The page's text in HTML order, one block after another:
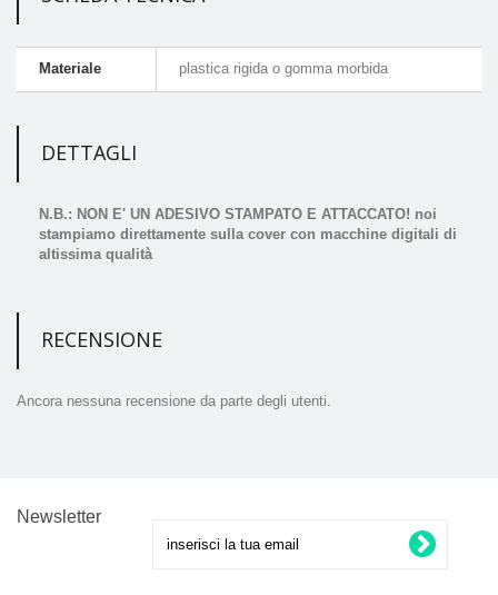
Materiale plastica rigida o gomma morbida
DETTAGLI
N.B.: NON E' UN ADESIVO STAMPATO E ATTACCATO! noi
stampiamo direttamente sulla cover con macchine digitali di
altissima qualità
RECENSIONE
Ancora nessuna recensione da parte degli utenti.
Newsletter